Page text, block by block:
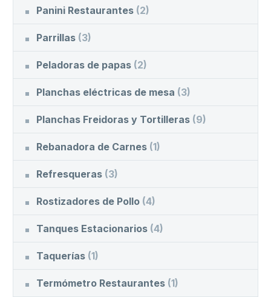
Panini Restaurantes (2)
Parrillas (3)
Peladoras de papas (2)
Planchas eléctricas de mesa (3)
Planchas Freidoras y Tortilleras (9)
Rebanadora de Carnes (1)
Refresqueras (3)
Rostizadores de Pollo (4)
Tanques Estacionarios (4)
Taquerías (1)
Termómetro Restaurantes (1)